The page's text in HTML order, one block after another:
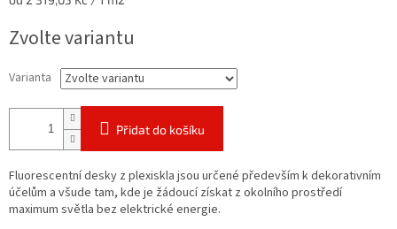
Zvolte variantu
Varianta
Přidat do košíku
Fluorescentní desky z plexiskla jsou určené především k dekorativním
účelům a všude tam, kde je žádoucí získat z okolního prostředí
maximum světla bez elektrické energie.